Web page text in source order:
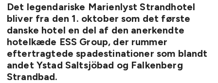
Det legendariske Marienlyst Strandhotel
bliver fra den 1. oktober som det første
danske hotel en del af den anerkendte
hotelkæde ESS Group, der rummer
eftertragtede spadestinationer som blandt
andet Ystad Saltsjöbad og Falkenberg
Strandbad.